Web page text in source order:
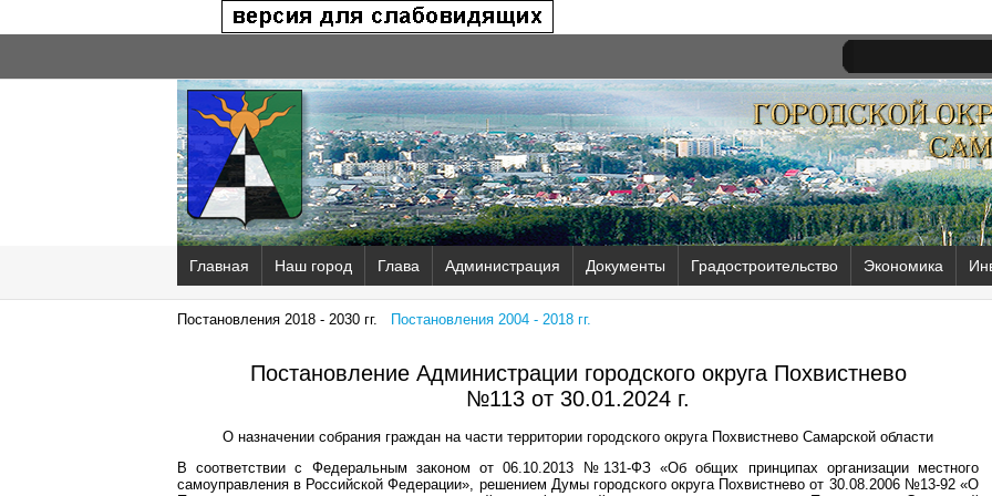
Главная Наш город Глава Администрация Документы Градостроительство Экономика
Постановления 2018 - 2030 гг. Постановления 2004 - 2018 гг.
Постановление Администрации городского округа Похвистнево
№113 от 30.01.2024 г.
О назначении собрания граждан на части территории городского округа Похвистнево Самарской области
В соответствии с Федеральным законом от 06.10.2013 №131-ФЗ «Об общих принципах организации местного
самоуправления в Российской Федерации», решением Думы городского округа Похвистнево от 30.08.2006 №13-92 «О